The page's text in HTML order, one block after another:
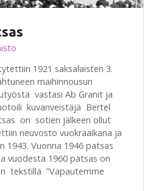
1921 saksalaisten 3.
maihinnousun
vastasi Ab Granit ja
kuvanveistäjä Bertel
on sotien jälkeen ollut
neuvosto vuokraaikana ja
1943. Vuonna 1946 patsas
vuodesta 1960 patsas on
tekstillä ”Vapautemme